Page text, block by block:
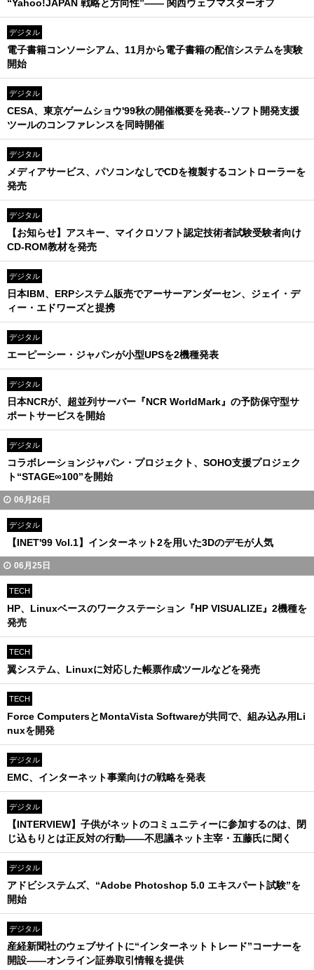
“Yahoo!JAPAN 戦略と方向性”―― 関西ウェブマスターオフ
デジタル
電子書籍コンソーシアム、11月から電子書籍の配信システムを実験
開始
デジタル
CESA、東京ゲームショウ'99秋の開催概要を発表--ソフト開発支援
ツールのコンファレンスを同時開催
デジタル
メディアサービス、パソコンなしでCDを複製するコントローラーを
発売
デジタル
【お知らせ】アスキー、マイクロソフト認定技術者試験受験者向け
CD-ROM教材を発売
デジタル
日本IBM、ERPシステム販売でアーサーアンダーセン、ジェイ・デ
ィー・エドワーズと提携
デジタル
エーピーシー・ジャパンが小型UPSを2機種発表
デジタル
日本NCRが、超並列サーバー『NCR WorldMark』の予防保守型サ
ポートサービスを開始
デジタル
コラボレーションジャパン・プロジェクト、SOHO支援プロジェク
ト“STAGE∞100”を開始
06月26日
デジタル
【INET'99 Vol.1】インターネット2を用いた3Dのデモが人気
06月25日
TECH
HP、Linuxベースのワークステーション『HP VISUALIZE』2機種を
発売
TECH
翼システム、Linuxに対応した帳票作成ツールなどを発売
TECH
Force ComputersとMontaVista Softwareが共同で、組み込み用Li
nuxを開発
デジタル
EMC、インターネット事業向けの戦略を発表
デジタル
【INTERVIEW】子供がネットのコミュニティーに参加するのは、閉
じ込もりとは正反対の行動――不思議ネット主宰・五藤氏に聞く
デジタル
アドビシステムズ、“Adobe Photoshop 5.0 エキスパート試験”を
開始
デジタル
産経新聞社のウェブサイトに“インターネットトレード”コーナーを
開設――オンライン証券取引情報を提供